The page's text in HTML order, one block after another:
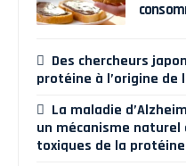
Des chercheurs
protéine à l’origine de
La maladie
un mécanisme
toxiques de la